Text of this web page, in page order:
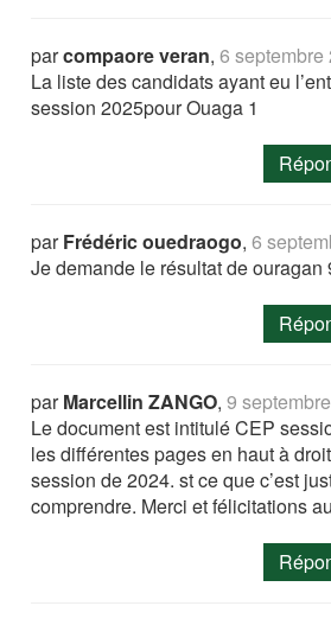
parcompaore veran,6 septembre
La liste des candidats ayant eu
session 2025pour Ouaga 1
parFrédéric ouedraogo,6
Je demande le résultat de ouragan
parMarcellin ZANGO,9
Le document est intitulé CEP
les différentes pages en haut à
session de 2024. st ce que c’est
comprendre. Merci et félicitations